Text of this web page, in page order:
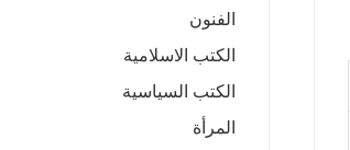
الفنون
الكتب الاسلامية
الكتب السياسية
المرأة